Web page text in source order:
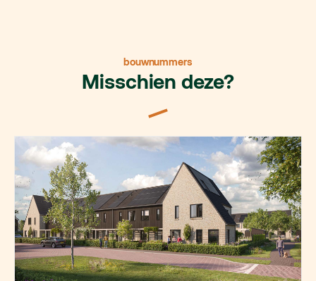
bouwnummers
Misschien deze?